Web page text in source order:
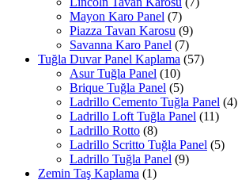
Mayon Karo Panel (7)
Piazza Tavan Karosu (9)
Savanna Karo Panel (7)
Tuğla Duvar Panel Kaplama (57)
Asur Tuğla Panel (10)
Brique Tuğla Panel (5)
Ladrillo Cemento Tuğla Panel (4)
Ladrillo Loft Tuğla Panel (11)
Ladrillo Rotto (8)
Ladrillo Scritto Tuğla Panel (5)
Ladrillo Tuğla Panel (9)
Zemin Taş Kaplama (1)